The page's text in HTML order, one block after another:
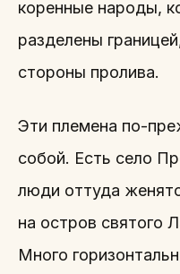
коренные народы,
разделены
стороны пролива.
Эти племена по-
собой. Есть село
люди оттуда
на остров святого
Много